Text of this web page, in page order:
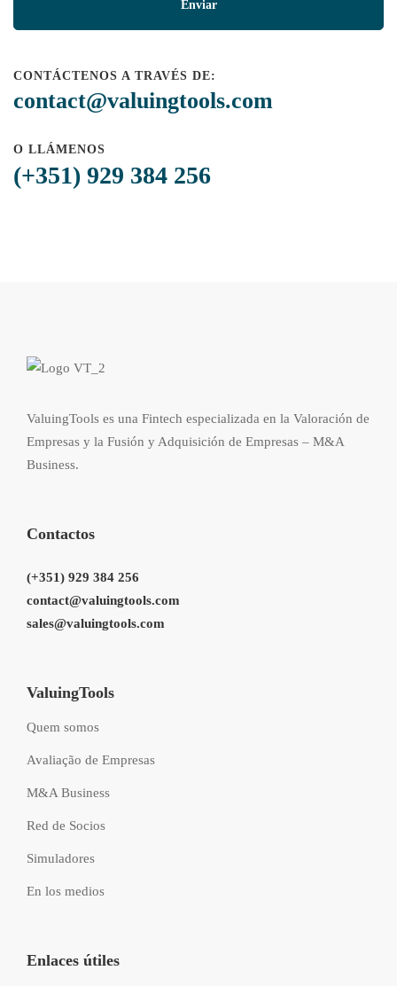
CONTÁCTENOS A TRAVÉS DE:
contact@valuingtools.com
O LLÁMENOS
(+351) 929 384 256
ValuingTools es una Fintech especializada en la Valoración de
Empresas y la Fusión y Adquisición de Empresas – M&A
Business.
Contactos
(+351) 929 384 256
contact@valuingtools.com
sales@valuingtools.com
ValuingTools
Quem somos
Avaliação de Empresas
M&A Business
Red de Socios
Simuladores
En los medios
Enlaces útiles